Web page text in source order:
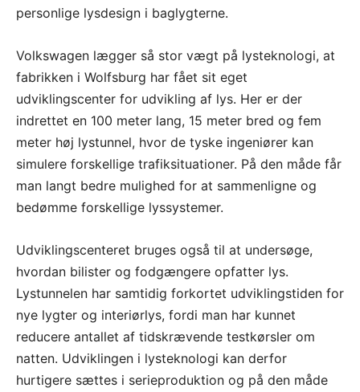
personlige lysdesign i baglygterne.
Volkswagen lægger så stor vægt på lysteknologi, at
fabrikken i Wolfsburg har fået sit eget
udviklingscenter for udvikling af lys. Her er der
indrettet en 100 meter lang, 15 meter bred og fem
meter høj lystunnel, hvor de tyske ingeniører kan
simulere forskellige trafiksituationer. På den måde får
man langt bedre mulighed for at sammenligne og
bedømme forskellige lyssystemer.
Udviklingscenteret bruges også til at undersøge,
hvordan bilister og fodgængere opfatter lys.
Lystunnelen har samtidig forkortet udviklingstiden for
nye lygter og interiørlys, fordi man har kunnet
reducere antallet af tidskrævende testkørsler om
natten. Udviklingen i lysteknologi kan derfor
hurtigere sættes i serieproduktion og på den måde